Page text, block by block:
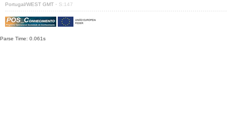
Portugal/WEST GMT · S:147
Parse Time: 0.061s